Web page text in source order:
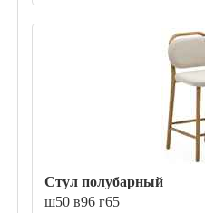
Стул полубарный
ш50 в96 г65